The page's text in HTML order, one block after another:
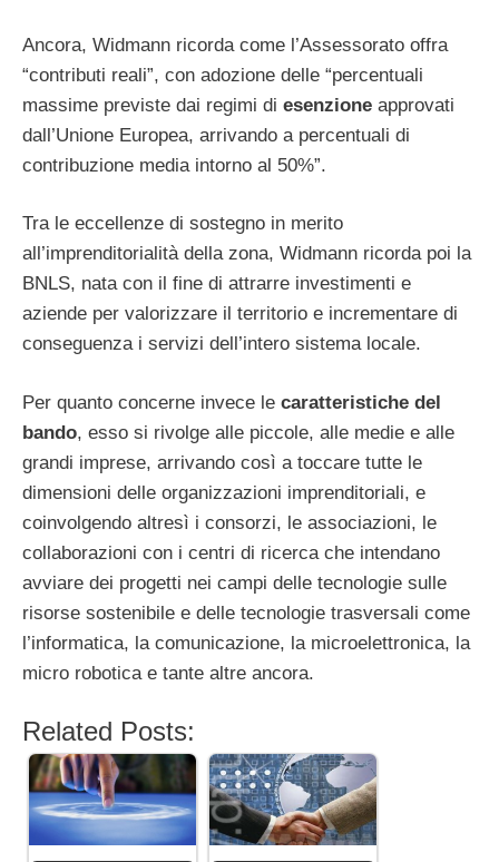
Ancora, Widmann ricorda come l’Assessorato offra
“contributi reali”, con adozione delle “percentuali
massime previste dai regimi di esenzione approvati
dall’Unione Europea, arrivando a percentuali di
contribuzione media intorno al 50%”.
Tra le eccellenze di sostegno in merito
all’imprenditorialità della zona, Widmann ricorda poi la
BNLS, nata con il fine di attrarre investimenti e
aziende per valorizzare il territorio e incrementare di
conseguenza i servizi dell’intero sistema locale.
Per quanto concerne invece le caratteristiche del
bando, esso si rivolge alle piccole, alle medie e alle
grandi imprese, arrivando così a toccare tutte le
dimensioni delle organizzazioni imprenditoriali, e
coinvolgendo altresì i consorzi, le associazioni, le
collaborazioni con i centri di ricerca che intendano
avviare dei progetti nei campi delle tecnologie sulle
risorse sostenibile e delle tecnologie trasversali come
l’informatica, la comunicazione, la microelettronica, la
micro robotica e tante altre ancora.
Related Posts: